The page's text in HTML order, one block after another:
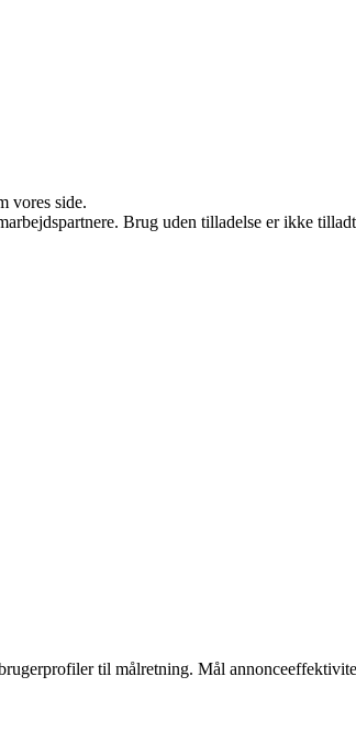
vores side.
Brug uden tilladelse er ikke
til målretning. Mål